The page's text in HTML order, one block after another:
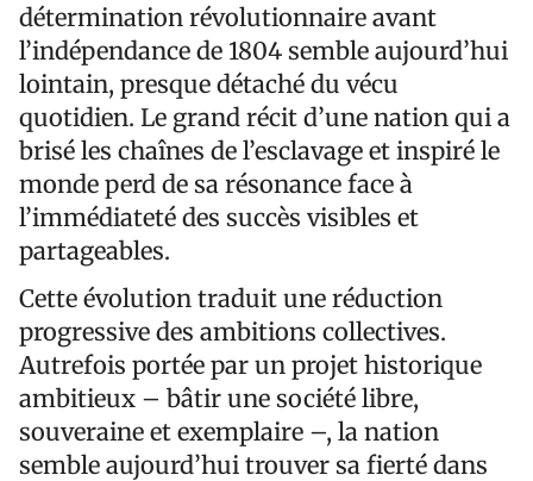
détermination révolutionnaire avant
l’indépendance de 1804 semble aujourd’hui
lointain, presque détaché du vécu
quotidien. Le grand récit d’une nation qui a
brisé les chaînes de l’esclavage et inspiré le
monde perd de sa résonance face à
l’immédiateté des succès visibles et
partageables.
Cette évolution traduit une réduction
progressive des ambitions collectives.
Autrefois portée par un projet historique
ambitieux – bâtir une société libre,
souveraine et exemplaire –, la nation
semble aujourd’hui trouver sa fierté dans